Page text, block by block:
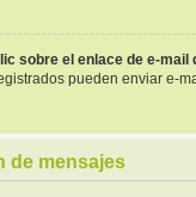
sobre el enlace de e-mail
pueden enviar e-
de mensajes